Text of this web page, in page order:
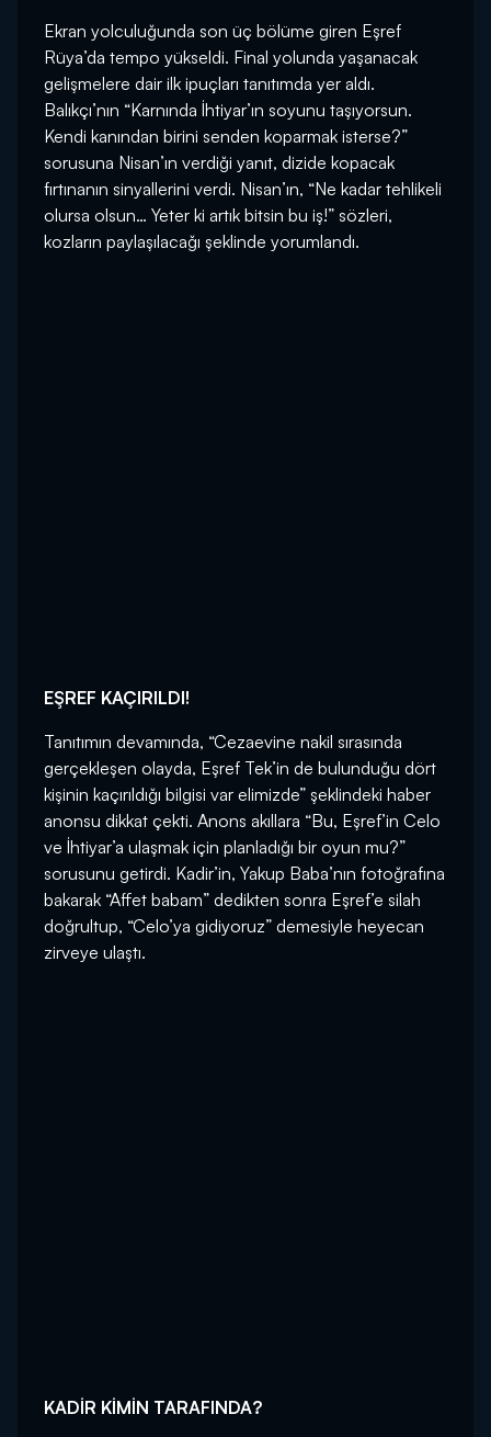
Ekran yolculuğunda son üç bölüme giren Eşref
Rüya’da tempo yükseldi. Final yolunda yaşanacak
gelişmelere dair ilk ipuçları tanıtımda yer aldı.
Balıkçı’nın “Karnında İhtiyar’ın soyunu taşıyorsun.
Kendi kanından birini senden koparmak isterse?”
sorusuna Nisan’ın verdiği yanıt, dizide kopacak
fırtınanın sinyallerini verdi. Nisan’ın, “Ne kadar tehlikeli
olursa olsun… Yeter ki artık bitsin bu iş!” sözleri,
kozların paylaşılacağı şeklinde yorumlandı.
EŞREF KAÇIRILDI!
Tanıtımın devamında, “Cezaevine nakil sırasında
gerçekleşen olayda, Eşref Tek’in de bulunduğu dört
kişinin kaçırıldığı bilgisi var elimizde” şeklindeki haber
anonsu dikkat çekti. Anons akıllara “Bu, Eşref’in Celo
ve İhtiyar’a ulaşmak için planladığı bir oyun mu?”
sorusunu getirdi. Kadir’in, Yakup Baba’nın fotoğrafına
bakarak “Affet babam” dedikten sonra Eşref’e silah
doğrultup, “Celo’ya gidiyoruz” demesiyle heyecan
zirveye ulaştı.
KADİR KİMİN TARAFINDA?